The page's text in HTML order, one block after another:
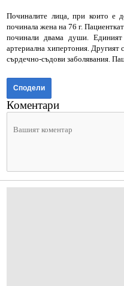
Починалите лица, при които
починала жена на 76 г.
починали двама души.
артериална хипертония.
сърдечно-съдови заболявания.
Сподели
Коментари